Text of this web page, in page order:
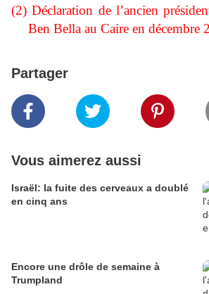
(2) Déclaration de l’ancien
Ben Bella au Caire en décembre
Partager
Vous aimerez aussi
Israël: la fuite des cerveaux a doublé
en cinq ans
Encore une drôle de semaine à
Trumpland